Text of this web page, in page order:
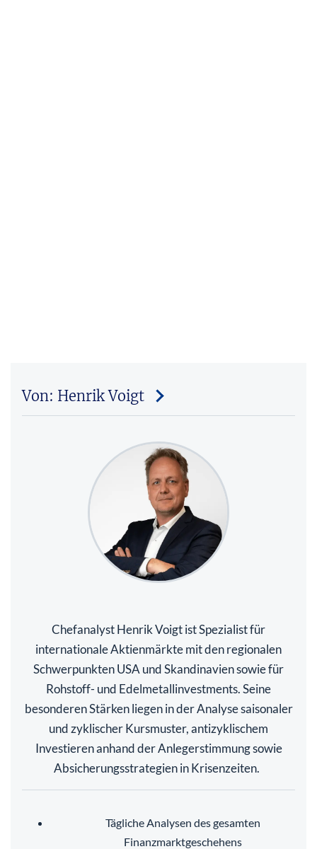
Von: Henrik Voigt
Chefanalyst Henrik Voigt ist Spezialist für
internationale Aktienmärkte mit den regionalen
Schwerpunkten USA und Skandinavien sowie für
Rohstoff- und Edelmetallinvestments. Seine
besonderen Stärken liegen in der Analyse saisonaler
und zyklischer Kursmuster, antizyklischem
Investieren anhand der Anlegerstimmung sowie
Absicherungsstrategien in Krisenzeiten.
Tägliche Analysen des gesamten
Finanzmarktgeschehens